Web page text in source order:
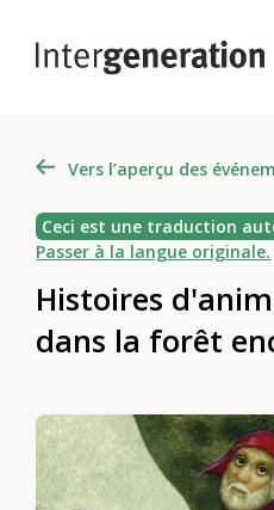
Vers l’aperçu des
Ceci est une traduction
Passer à la langue originale.
Histoires
dans la forêt